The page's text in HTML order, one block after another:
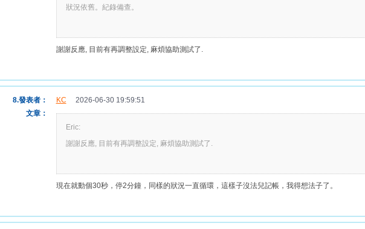
狀況依舊。紀錄備查。
謝謝反應, 目前有再調整設定, 麻煩協助測試了.
8.發表者： KC 2026-06-30 19:59:51
文章：
Eric:
謝謝反應, 目前有再調整設定, 麻煩協助測試了.
現在就動個30秒，停2分鐘，同樣的狀況一直循環，這樣子沒法兒記帳，我得想法子了。